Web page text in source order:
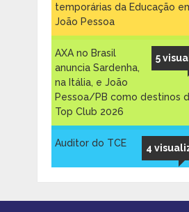
temporárias da Educação
João Pessoa
5
AXA no Brasil
anuncia Sardenha,
na Itália, e João
Pessoa/PB como destinos
Top Club 2026
4
Auditor do TCE